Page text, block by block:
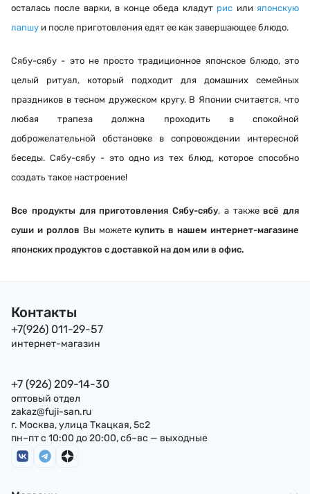
осталась после варки, в конце обеда кладут рис или японскую
лапшу и после приготовления едят ее как завершающее блюдо.
Сябу-сябу - это не просто традиционное японское блюдо, это
целый ритуал, который подходит для домашних семейных
праздников в тесном дружеском кругу. В Японии считается, что
любая трапеза должна проходить в спокойной
доброжелательной обстановке в сопровождении интересной
беседы. Сябу-сябу - это одно из тех блюд, которое способно
создать такое настроение!
Все продукты для приготовления Сябу-сябу, а такжевсё для
суши и роллов Вы можетекупить в нашем интернет-магазине
японских продуктов с доставкой на дом или в офис.
Контакты
+7(926) 011-29-57
интернет-магазин
+7 (926) 209-14-30
оптовый отдел
zakaz@fuji-san.ru
г. Москва, улица Ткацкая, 5с2
пн–пт с 10:00 до 20:00, сб–вс — выходные